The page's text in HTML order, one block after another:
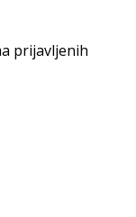
prijavljenih